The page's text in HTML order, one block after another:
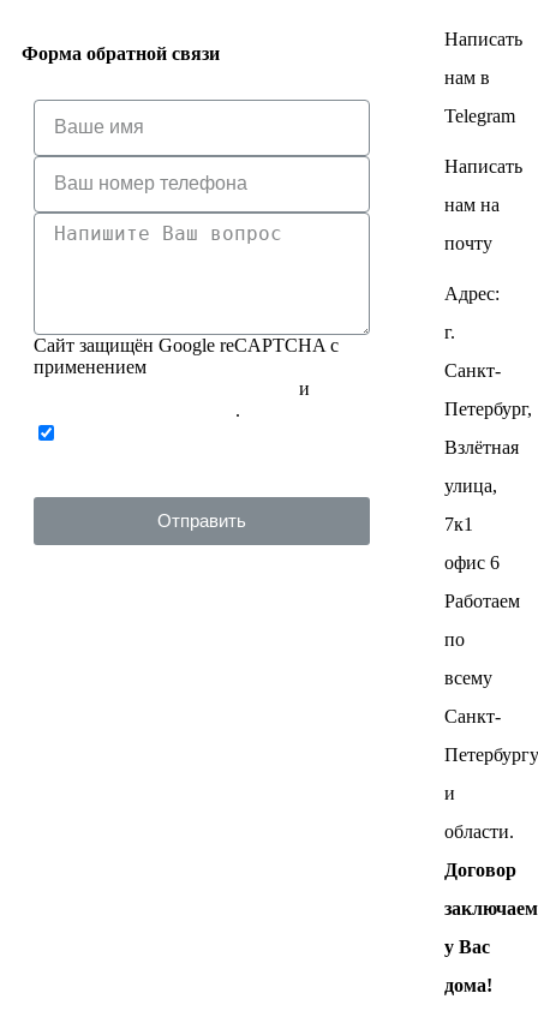
Форма обратной связи
Сайт защищён Google reCAPTCHA с
применением
и
.
Отправить
Написать
нам в
Telegram
Написать
нам на
почту
Адрес:
г.
Санкт-
Петербург,
Взлётная
улица,
7к1
офис 6
Работаем
по
всему
Санкт-
и
области.
Договор
заключаем
у Вас
дома!